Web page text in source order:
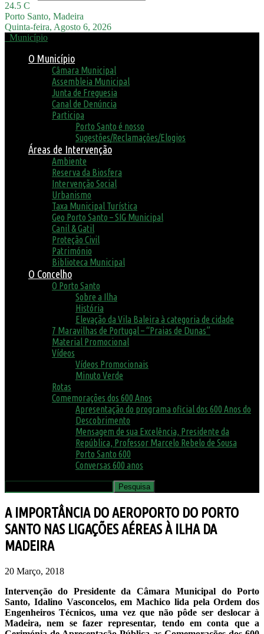
24.5 C
Porto Santo, Madeira
Quinta-feira, Agosto 6, 2026
Município
O Município
Câmara Municipal
Assembleia Municipal
Junta de Freguesia
Canal de Denúncia
Participa
Porto Santo é nosso
Sugestões/Reclamações/Elogios
Áreas de Intervenção
Ambiente
Reserva da Biosfera
Intervenção Social
Urbanismo
Taxa Municipal Turística
Geo Porto Santo – SIG Municipal
Canil & Gatil
Proteção Civil
Património
Biblioteca Municipal
O Concelho
O Porto Santo
Sobre a Ilha
História
Elevação da Vila Baleira à categoria de cidade
7 Maravilhas de Portugal – “Praias de Dunas”
Material Promocional
Vídeos
Vídeos Promocionais
Minuto Verde
Rotas
Comemorações dos 600 Anos
Apresentação do programa oficial dos 600 Anos do
Descobrimento
Mensagem de sua Excelência, Presidente da
República, Professor Marcelo Rebelo de Sousa
Porto Santo 600
Conversas 600 anos
A IMPORTÂNCIA DO AEROPORTO DO PORTO
SANTO NAS LIGAÇÕES AÉREAS À ILHA DA
MADEIRA
20 Março, 2018
Intervenção do Presidente da Câmara Municipal do Porto
Santo, Idalino Vasconcelos, em Machico lida pela Ordem dos
Engenheiros Técnicos, uma vez que não pôde ser deslocar à
Madeira, nem se fazer representar, tendo em conta que a